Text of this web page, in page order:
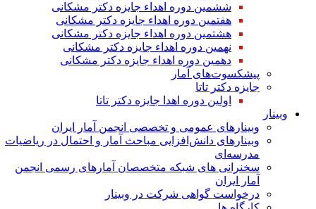
ششمین دوره اهداء جایزه دکتر مشکانی
هفتمین دوره اهداء جایزه دکتر مشکانی
هشتمین دوره اهداء جایزه دکتر مشکانی
نهمین دوره اهداء جایزه دکتر مشکانی
دهمین دوره اهداء جایزه دکتر مشکانی
پیشکسوت‌های آمار
جایزه دکتر تاتا
اولین دوره اهدا جایزه دکتر تاتا
وبینار
وبینارهای عمومی و تخصصی انجمن آمار ایران
وبینارهای دانش‌افزایی مباحث آمار و احتمال در ریاضیات
مدرسه‌ای
سخنرانی های شبکه متخصصان آمارهای رسمی انجمن
آمار ایران
درخواست گواهی شرکت در وبینار